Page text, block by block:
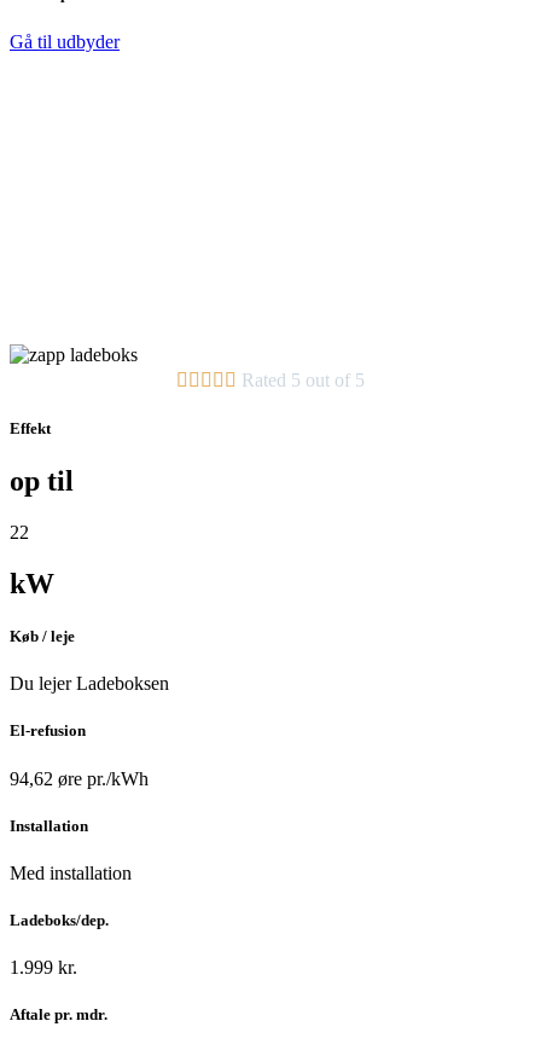
Gå til udbyder
     Rated 5 out of 5
Effekt
op til
22
kW
Køb / leje
Du lejer Ladeboksen
El-refusion
94,62 øre pr./kWh
Installation
Med installation
Ladeboks/dep.
1.999 kr.
Aftale pr. mdr.